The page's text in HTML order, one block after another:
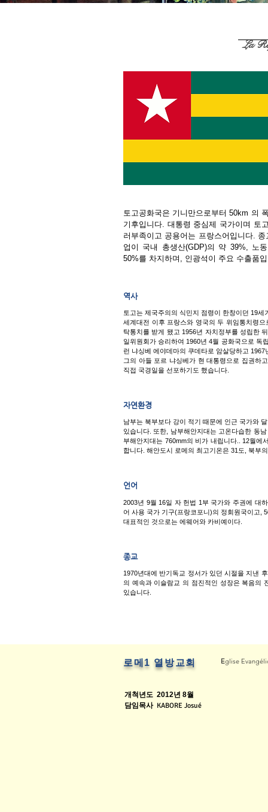
La
토고공화국은 기니만으로부터 50km 의
기후입니다. 대통령 중심제 국가이며 토
러부족이고 공용어는 프랑스어입니다.
업이 국내 총생산(GDP)의 약 39%, 노
50%를 차지하며, 인광석이 주요 수출품
역사
토고는 제국주의의 식민지 점령이 한창이던 19
세계대전 이후 프랑스와 영국의 두 위임통치령
탁통치를 받게 됐고 1956년 자치정부를 성립한
일위원회가 승리하여 1960년 4월 공화국으로
런 냐싱베 에야데마의 쿠데타로 암살당하고
그의 아들 포르 냐싱베가 현 대통령으로 집권하
직접 국경일을 선포하기도 했습니다.
자연환경
남부는 북부보다 강이 적기 때문에 인근 국가와
있습니다. 또한, 남부해안지대는 고온다습한 동
부해안지대는 760mm의 비가 내립니다.. 12월에
합니다. 해안도시 로메의 최고기온은 31도, 북부
언어
​2003년 9월 16일 자 헌법 1부 국가와 주권에 대
어 사용 국가 기구(프랑코포니)의 정회원국이고,
대표적인 것으로는 에웨어와 카비예이다.
종교
1970년대에 반기독교 정서가 있던 시절을 지낸
의 예속과 이슬람교 의 점진적인 성장은 복음의
있습니다.
로메1 열방교회 Eglise
개척년도 2012년 8월
담임목사 KABORE Josué